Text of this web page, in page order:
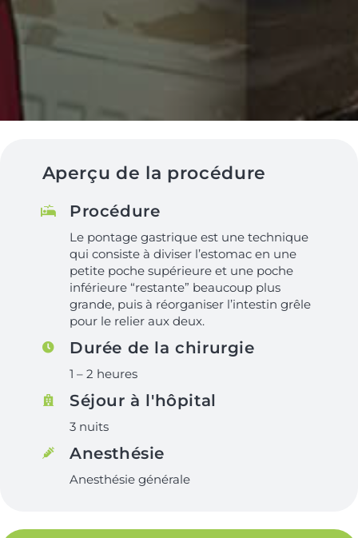
Aperçu de la procédure
Procédure
Le pontage gastrique est une technique
qui consiste à diviser l’estomac en une
petite poche supérieure et une poche
inférieure “restante” beaucoup plus
grande, puis à réorganiser l’intestin grêle
pour le relier aux deux.
Durée de la chirurgie
1 – 2 heures
Séjour à l'hôpital
3 nuits
Anesthésie
Anesthésie générale